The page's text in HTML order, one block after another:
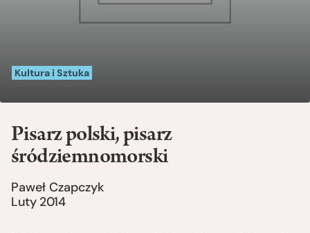
Kultura i Sztuka
Pisarz polski, pisarz
śródziemnomorski
Paweł Czapczyk
Luty 2014